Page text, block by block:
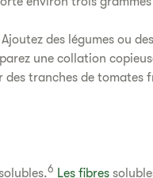
Ajoutez des légumes ou
une collation
tranches de tomates
6 Les fibres